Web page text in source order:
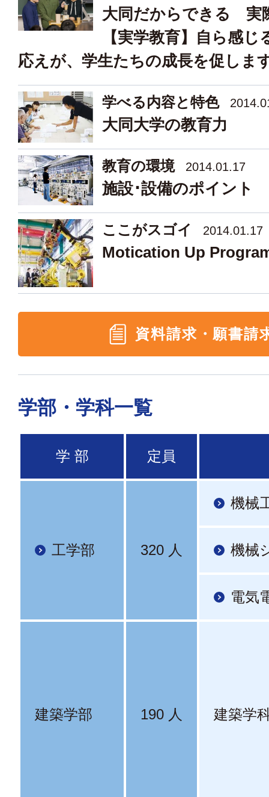
大同だからできる 実
【実学教育】自ら感じ
応えが、学生たちの成長を促しま
学べる内容と特色
大同大学の教育力
教育の環境 2014.01.17
施設･設備のポイント
ここがスゴイ 2014.01.17
Motication Up
資料請求・願書請
学部・学科一覧
学 部 定員
工学部 320 人
機械
機械
電気
建築学部 190 人 建築学